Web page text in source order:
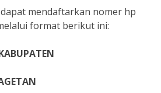
mendaftarkan nomer hp
format berikut ini: